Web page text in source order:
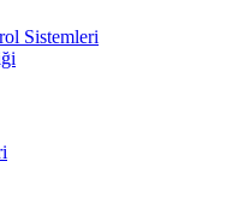
Sistemleri